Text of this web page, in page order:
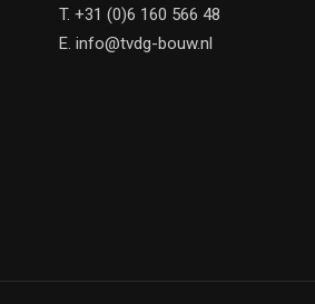
T. +31 (0)6 160 566 48
E. info@tvdg-bouw.nl